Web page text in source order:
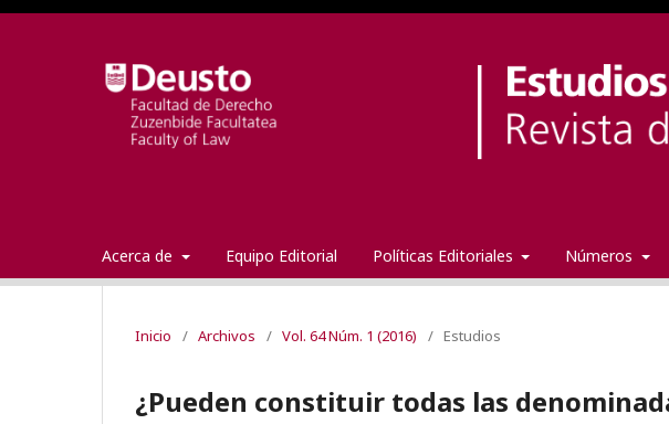
Acerca de Equipo Editorial Políticas Editoriales Números
Inicio / Archivos / Vol. 64 Núm. 1 (2016) / Estudios
¿Pueden constituir todas las